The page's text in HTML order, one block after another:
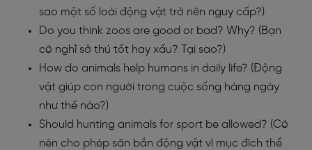
sao một số loài động vật trở nên nguy cấp?)
Do you think zoos are good or bad? Why? (Bạn
có nghĩ sở thú tốt hay xấu? Tại sao?)
How do animals help humans in daily life? (Động
vật giúp con người trong cuộc sống hàng ngày
như thế nào?)
Should hunting animals for sport be allowed? (Có
nên cho phép săn bắn động vật vì mục đích thể